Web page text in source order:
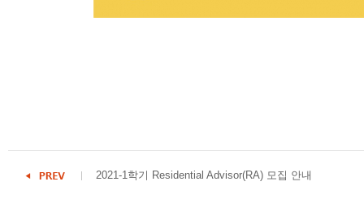
2021-1학기 Residential Advisor(RA) 모집 안내